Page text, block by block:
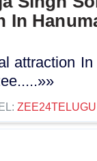
In
attraction